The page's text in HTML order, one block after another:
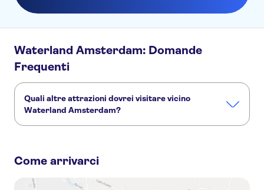
Waterland Amsterdam: Domande
Frequenti
Quali altre attrazioni dovrei visitare vicino
Waterland Amsterdam?
Piazza dei Musei Van Gogh Museum
Come arrivarci